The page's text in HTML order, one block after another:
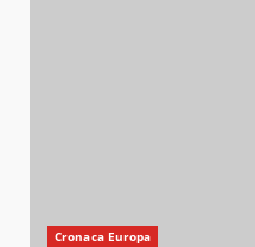
Cronaca Europa